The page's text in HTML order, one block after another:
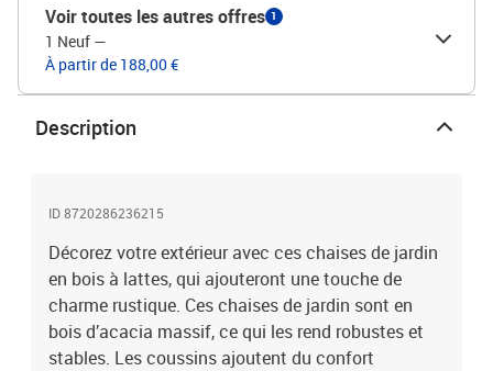
Voir toutes les autres offres 1
1 Neuf —
À partir de 188,00 €
Description
ID 8720286236215
Décorez votre extérieur avec ces chaises de jardin
en bois à lattes, qui ajouteront une touche de
charme rustique. Ces chaises de jardin sont en
bois d’acacia massif, ce qui les rend robustes et
stables. Les coussins ajoutent du confort